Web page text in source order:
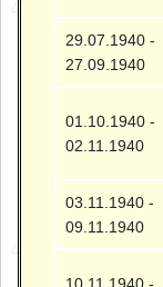
29.07.1940 -
27.09.1940
01.10.1940 -
02.11.1940
03.11.1940 -
09.11.1940